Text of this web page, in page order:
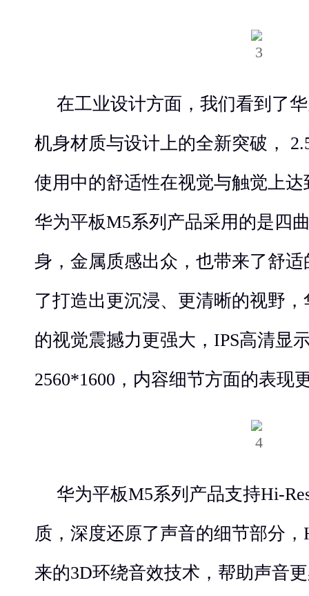
在工业设计方面，我们看到了
机身材质与设计上的全新突破，
使用中的舒适性在视觉与触觉上
华为平板M5系列产品采用的是四
身，金属质感出众，也带来了舒
了打造出更沉浸、更清晰的视野
的视觉震撼力更强大，IPS高清显
2560*1600，内容细节方面的表现
华为平板M5系列产品支持Hi-
质，深度还原了声音的细节部分
来的3D环绕音效技术，帮助声音